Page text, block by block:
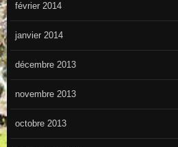
février 2014
janvier 2014
décembre 2013
novembre 2013
octobre 2013